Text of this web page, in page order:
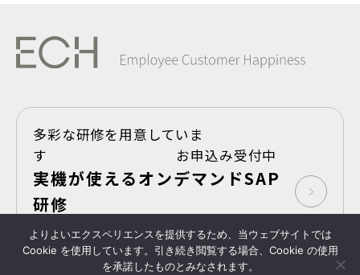
多彩な研修を用意していま
す お申込み受付中
実機が使えるオンデマンドSAP
研修
よりよいエクスペリエンスを提供するため、当ウェブサイトでは
Cookie を使用しています。引き続き閲覧する場合、Cookie の使用
を承諾したものとみなされます。